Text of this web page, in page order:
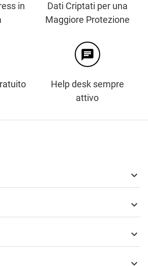
in
Dati Criptati per una
Maggiore Protezione
chat
Help desk sempre
attivo


